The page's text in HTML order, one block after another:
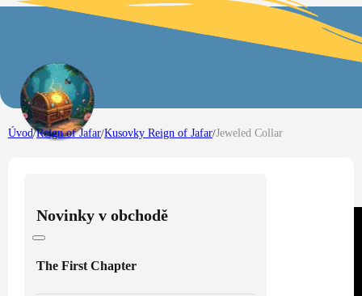
Úvod/Reign of Jafar/Kusovky Reign of Jafar/Jeweled Collar
Novinky v obchodě
The First Chapter